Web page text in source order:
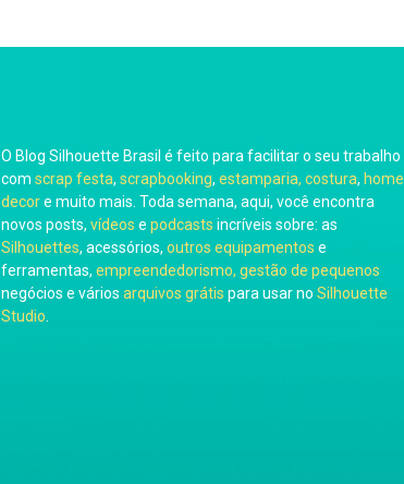
O Blog Silhouette Brasil é feito para facilitar o seu trabalho
com scrap festa, scrapbooking, estamparia, costura, home
decore muito mais. Toda semana, aqui, você encontra
novos posts, vídeos e podcasts incríveis sobre: as
Silhouettes, acessórios, outros equipamentos e
ferramentas, empreendedorismo, gestão de pequenos
negócios e vários arquivos grátis para usar no Silhouette
Studio